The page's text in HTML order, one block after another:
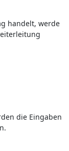
handelt, werde
die Eingaben